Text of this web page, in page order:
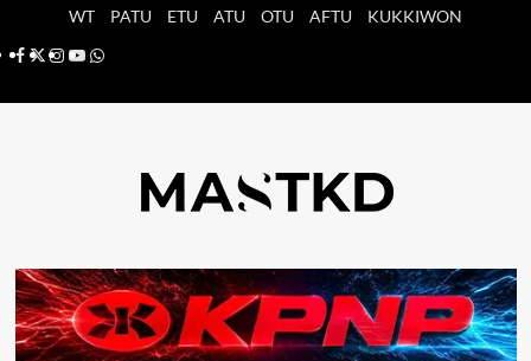
WT PATU ETU ATU OTU AFTU
KUKKIWON
Facebook
X Instagram
YouTube
Whatsapp